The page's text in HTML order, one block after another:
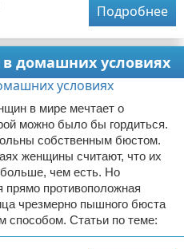
Подробнее
домашних условиях
в мире мечтает о
можно было бы гордиться.
собственным бюстом.
женщины считают, что их
чем есть. Но
прямо противоположная
чрезмерно пышного бюста
способом. Статьи по теме: